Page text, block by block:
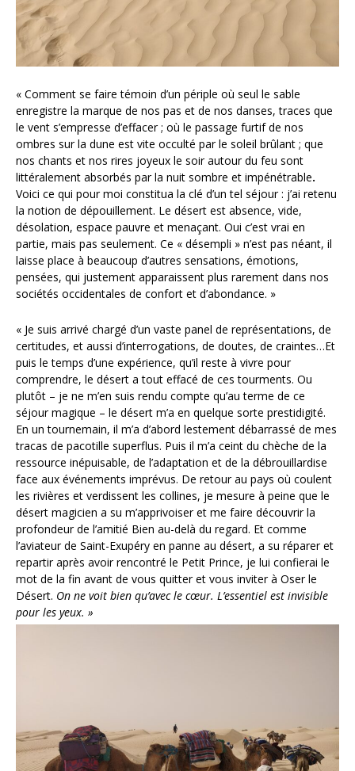
« Comment se faire témoin d’un périple où seul le sable
enregistre la marque de nos pas et de nos danses, traces que
le vent s’empresse d’effacer ; où le passage furtif de nos
ombres sur la dune est vite occulté par le soleil brûlant ; que
nos chants et nos rires joyeux le soir autour du feu sont
littéralement absorbés par la nuit sombre et impénétrable.
Voici ce qui pour moi constitua la clé d’un tel séjour : j’ai retenu
la notion de dépouillement. Le désert est absence, vide,
désolation, espace pauvre et menaçant. Oui c’est vrai en
partie, mais pas seulement. Ce « désempli » n’est pas néant, il
laisse place à beaucoup d’autres sensations, émotions,
pensées, qui justement apparaissent plus rarement dans nos
sociétés occidentales de confort et d’abondance. »
« Je suis arrivé chargé d’un vaste panel de représentations, de
certitudes, et aussi d’interrogations, de doutes, de craintes…Et
puis le temps d’une expérience, qu’il reste à vivre pour
comprendre, le désert a tout effacé de ces tourments. Ou
plutôt – je ne m’en suis rendu compte qu’au terme de ce
séjour magique – le désert m’a en quelque sorte prestidigité.
En un tournemain, il m’a d’abord lestement débarrassé de mes
tracas de pacotille superflus. Puis il m’a ceint du chèche de la
ressource inépuisable, de l’adaptation et de la débrouillardise
face aux événements imprévus. De retour au pays où coulent
les rivières et verdissent les collines, je mesure à peine que le
désert magicien a su m’apprivoiser et me faire découvrir la
profondeur de l’amitié Bien au-delà du regard. Et comme
l’aviateur de Saint-Exupéry en panne au désert, a su réparer et
repartir après avoir rencontré le Petit Prince, je lui confierai le
mot de la fin avant de vous quitter et vous inviter à Oser le
Désert. On ne voit bien qu’avec le cœur. L’essentiel est invisible
pour les yeux. »